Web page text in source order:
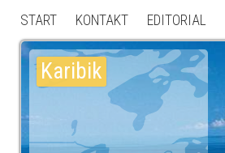
START KONTAKT EDITORIAL
Karibik